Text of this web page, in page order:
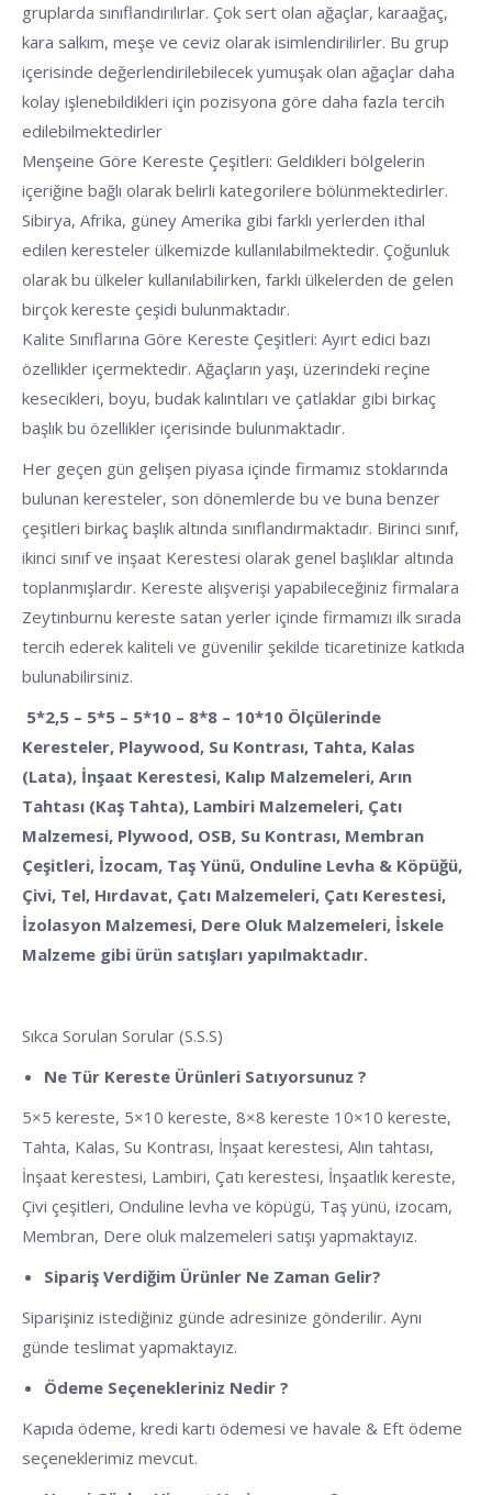
gruplarda sınıflandırılırlar. Çok sert olan ağaçlar, karaağaç,
kara salkım, meşe ve ceviz olarak isimlendirilirler. Bu grup
içerisinde değerlendirilebilecek yumuşak olan ağaçlar daha
kolay işlenebildikleri için pozisyona göre daha fazla tercih
edilebilmektedirler
Menşeine Göre Kereste Çeşitleri: Geldikleri bölgelerin
içeriğine bağlı olarak belirli kategorilere bölünmektedirler.
Sibirya, Afrika, güney Amerika gibi farklı yerlerden ithal
edilen keresteler ülkemizde kullanılabilmektedir. Çoğunluk
olarak bu ülkeler kullanılabilirken, farklı ülkelerden de gelen
birçok kereste çeşidi bulunmaktadır.
Kalite Sınıflarına Göre Kereste Çeşitleri: Ayırt edici bazı
özellikler içermektedir. Ağaçların yaşı, üzerindeki reçine
kesecikleri, boyu, budak kalıntıları ve çatlaklar gibi birkaç
başlık bu özellikler içerisinde bulunmaktadır.
Her geçen gün gelişen piyasa içinde firmamız stoklarında
bulunan keresteler, son dönemlerde bu ve buna benzer
çeşitleri birkaç başlık altında sınıflandırmaktadır. Birinci sınıf,
ikinci sınıf ve inşaat Kerestesi olarak genel başlıklar altında
toplanmışlardır. Kereste alışverişi yapabileceğiniz firmalara
Zeytinburnu kereste satan yerler içinde firmamızı ilk sırada
tercih ederek kaliteli ve güvenilir şekilde ticaretinize katkıda
bulunabilirsiniz.
5*2,5 – 5*5 – 5*10 – 8*8 – 10*10 Ölçülerinde
Keresteler, Playwood, Su Kontrası, Tahta, Kalas
(Lata), İnşaat Kerestesi, Kalıp Malzemeleri, Arın
Tahtası (Kaş Tahta), Lambiri Malzemeleri, Çatı
Malzemesi, Plywood, OSB, Su Kontrası, Membran
Çeşitleri, İzocam, Taş Yünü, Onduline Levha & Köpüğü,
Çivi, Tel, Hırdavat, Çatı Malzemeleri, Çatı Kerestesi,
İzolasyon Malzemesi, Dere Oluk Malzemeleri, İskele
Malzeme gibi ürün satışları yapılmaktadır.
Sıkca Sorulan Sorular (S.S.S)
Ne Tür Kereste Ürünleri Satıyorsunuz ?
5×5 kereste, 5×10 kereste, 8×8 kereste 10×10 kereste,
Tahta, Kalas, Su Kontrası, İnşaat kerestesi, Alın tahtası,
İnşaat kerestesi, Lambiri, Çatı kerestesi, İnşaatlık kereste,
Çivi çeşitleri, Onduline levha ve köpügü, Taş yünü, izocam,
Membran, Dere oluk malzemeleri satışı yapmaktayız.
Sipariş Verdiğim Ürünler Ne Zaman Gelir?
Siparişiniz istediğiniz günde adresinize gönderilir. Aynı
günde teslimat yapmaktayız.
Ödeme Seçenekleriniz Nedir ?
Kapıda ödeme, kredi kartı ödemesi ve havale & Eft ödeme
seçeneklerimiz mevcut.